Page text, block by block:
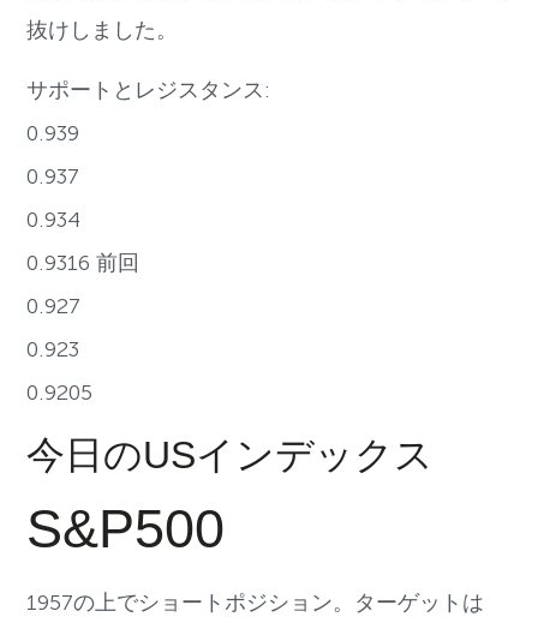
抜けしました。
サポートとレジスタンス:
0.939
0.937
0.934
0.9316 前回
0.927
0.923
0.9205
今日のUSインデックス
S&P500
1957の上でショートポジション。ターゲットは